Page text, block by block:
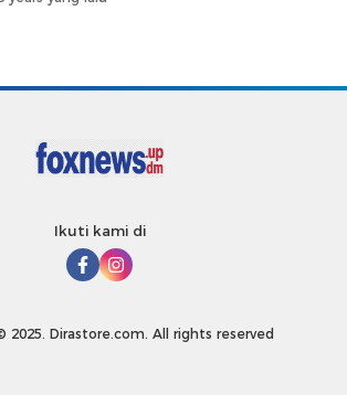
Ikuti kami di
2025. Dirastore.com. All rights reserved